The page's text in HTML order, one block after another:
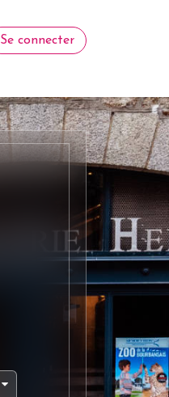
Se connecter